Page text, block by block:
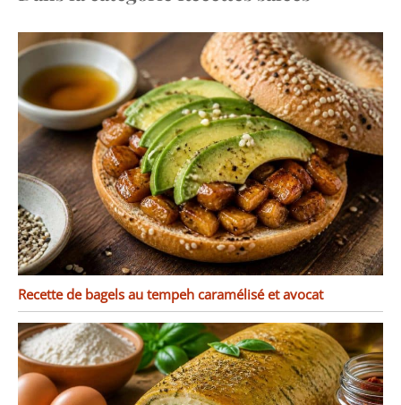
Recette de bagels au tempeh caramélisé et avocat